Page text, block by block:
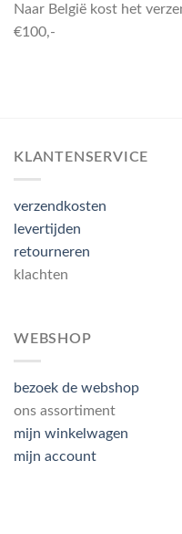
Naar België kost het
€100,-
KLANTENSERVICE
verzendkosten
levertijden
retourneren
klachten
WEBSHOP
bezoek de webshop
ons assortiment
mijn winkelwagen
mijn account